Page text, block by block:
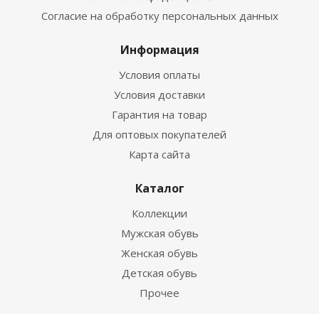
Согласие на обработку персональных данных
Информация
Условия оплаты
Условия доставки
Гарантия на товар
Для оптовых покупателей
Карта сайта
Каталог
Коллекции
Мужская обувь
Женская обувь
Детская обувь
Прочее